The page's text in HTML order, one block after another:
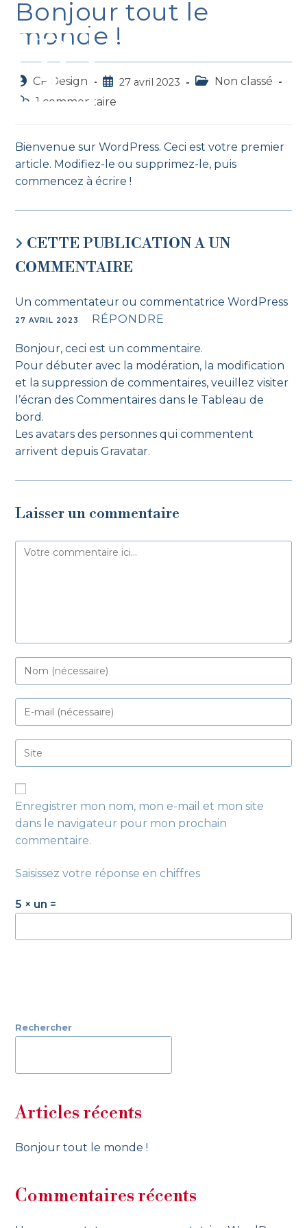
Bonjour tout le
monde !
CF Design 27 avril 2023
Non classé
1 commentaire
Bienvenue sur WordPress. Ceci est votre premier
article. Modifiez-le ou supprimez-le, puis
commencez à écrire !
CETTE PUBLICATION A UN
COMMENTAIRE
Un commentateur ou commentatrice WordPress
27 AVRIL 2023 RÉPONDRE
Bonjour, ceci est un commentaire.
Pour débuter avec la modération, la modification
et la suppression de commentaires, veuillez visiter
l’écran des Commentaires dans le Tableau de
bord.
Les avatars des personnes qui commentent
arrivent depuisGravatar.
Laisser un commentaire
Enregistrer mon nom, mon e-mail et mon site
dans le navigateur pour mon prochain
commentaire.
Saisissez votre réponse en chiffres
5 × un =
Rechercher
Articles récents
Bonjour tout le monde !
Commentaires récents